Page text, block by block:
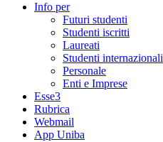
Info per
Futuri studenti
Studenti iscritti
Laureati
Studenti internazionali
Personale
Enti e Imprese
Esse3
Rubrica
Webmail
App Uniba